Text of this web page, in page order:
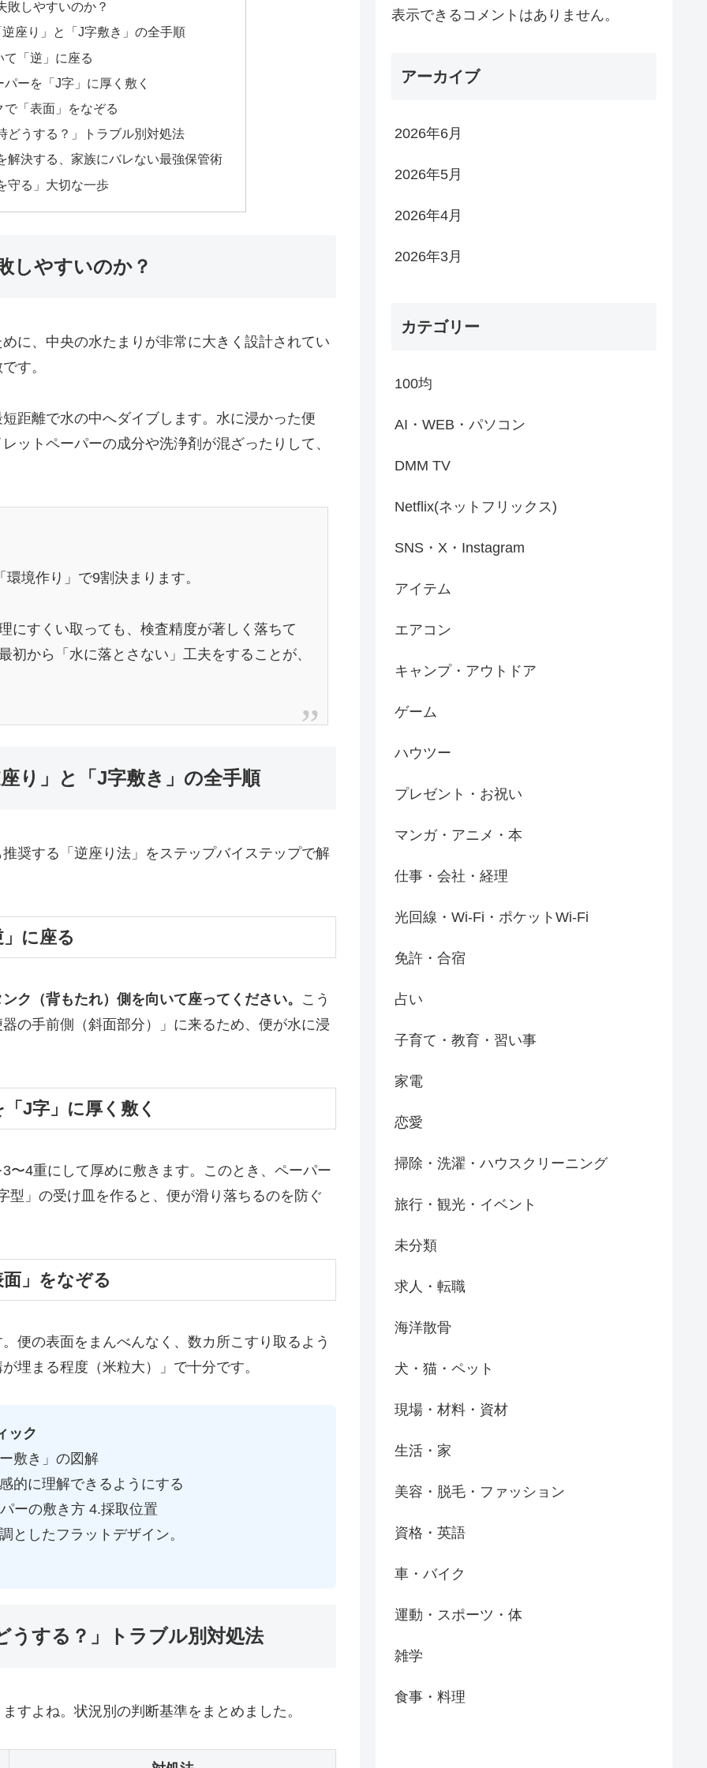
敗しやすいのか？
座り」と「J字敷き」の全手順
「逆」に座る
ーを「J字」に厚く敷く
「表面」をなぞる
うする？」トラブル別対処法
解決する、家族にバレない最強保管術
守る」大切な一歩
しやすいのか？
に、中央の水たまりが非常に大きく設計されてい
す。
距離で水の中へダイブします。水に浸かった便
ットペーパーの成分や洗浄剤が混ざったりして、
境作り」で9割決まります。
にすくい取っても、検査精度が著しく落ちて
から「水に落とさない」工夫をすることが、
り」と「J字敷き」の全手順
奨する「逆座り法」をステップバイステップで解
に座る
ンク（背もたれ）側を向いて座ってください。 こう
の手前側（斜面部分）」に来るため、便が水に浸
J字」に厚く敷く
〜4重にして厚めに敷きます。このとき、ペーパー
」の受け皿を作ると、便が滑り落ちるのを防ぐ
」をなぞる
便の表面をまんべんなく、数カ所こすり取るよう
埋まる程度（米粒大）」で十分です。
ック
敷き」の図解
的に理解できるようにする
ーの敷き方 4.採取位置
としたフラットデザイン。
する？」トラブル別対処法
すよね。状況別の判断基準をまとめました。
表示できるコメントはありません。
アーカイブ
2026年6月
2026年5月
2026年4月
2026年3月
カテゴリー
100均
AI・WEB・パソコン
DMM TV
Netflix(ネットフリックス)
SNS・X・Instagram
アイテム
エアコン
キャンプ・アウトドア
ゲーム
ハウツー
プレゼント・お祝い
マンガ・アニメ・本
仕事・会社・経理
光回線・Wi-Fi・ポケットWi-Fi
免許・合宿
占い
子育て・教育・習い事
家電
恋愛
掃除・洗濯・ハウスクリーニング
旅行・観光・イベント
未分類
求人・転職
海洋散骨
犬・猫・ペット
現場・材料・資材
生活・家
美容・脱毛・ファッション
資格・英語
車・バイク
運動・スポーツ・体
雑学
食事・料理